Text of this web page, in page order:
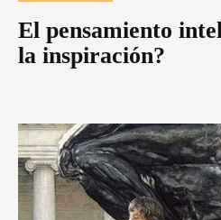
El pensamiento
la inspiración?